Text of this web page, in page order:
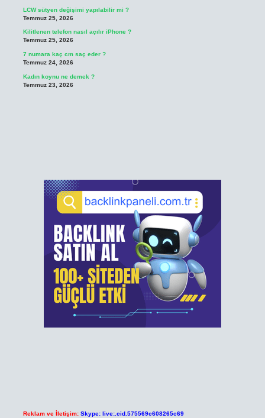
LCW sütyen değişimi yapılabilir mi ?
Temmuz 25, 2026
Kilitlenen telefon nasıl açılır iPhone ?
Temmuz 25, 2026
7 numara kaç cm saç eder ?
Temmuz 24, 2026
Kadın koynu ne demek ?
Temmuz 23, 2026
Reklam ve İletişim: Skype: live:.cid.575569c608265c69